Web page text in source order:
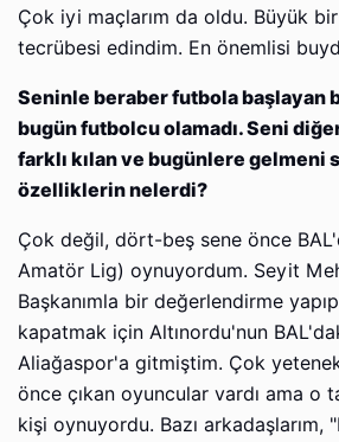
Çok iyi maçlarım da oldu. Büyük
tecrübesi edindim. En önemlisi
Seninle beraber futbola başlayan
bugün futbolcu olamadı. Seni
farklı kılan ve bugünlere gelmeni
özelliklerin nelerdi?
Çok değil, dört-beş sene önce
Amatör Lig) oynuyordum. Seyit
Başkanımla bir değerlendirme
kapatmak için Altınordu'nun
Aliağaspor'a gitmiştim. Çok
önce çıkan oyuncular vardı ama o
kişi oynuyordu. Bazı arkadaşlarım,